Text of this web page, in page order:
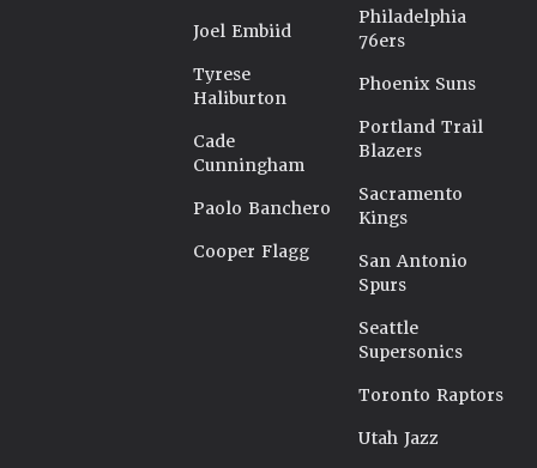
Joel Embiid
Tyrese
Haliburton
Cade
Cunningham
Paolo Banchero
Cooper Flagg
Philadelphia
76ers
Phoenix Suns
Portland Trail
Blazers
Sacramento
Kings
San Antonio
Spurs
Seattle
Supersonics
Toronto Raptors
Utah Jazz